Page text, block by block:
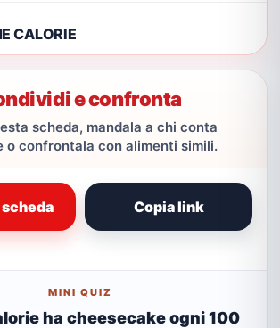
CALORIE
e confronta
scheda, mandala a chi conta
o confrontala con alimenti simili.
Copia link
MINI QUIZ
ha cheesecake ogni 100